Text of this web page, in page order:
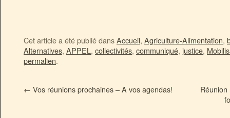
Cet article a été publié dansAccueil, Agriculture-Alimentation,
Alternatives, APPEL, collectivités, communiqué, justice,
permalien.
← Vos réunions prochaines – A vos agendas!